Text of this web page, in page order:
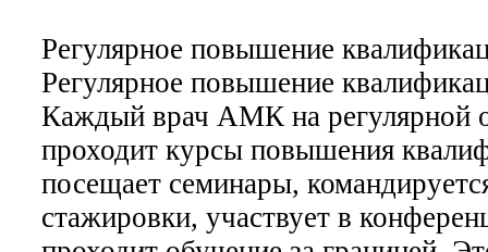
Регулярное повышение
Регулярное повышение
Каждый врач АМК на регулярной
проходит курсы повышения
посещает семинары,
стажировки, участвует в